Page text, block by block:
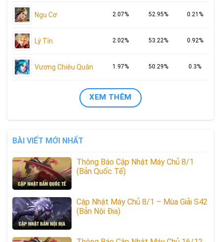
Ngu Cơ 2.07% 52.95% 0.21%
Lý Tín 2.02% 53.22% 0.92%
Vương Chiêu Quân 1.97% 50.29% 0.3%
XEM THÊM
BÀI VIẾT MỚI NHẤT
Thông Báo Cập Nhật Máy Chủ 8/1
(Bản Quốc Tế)
Cập Nhật Máy Chủ 8/1 – Mùa Giải S42
(Bản Nội Địa)